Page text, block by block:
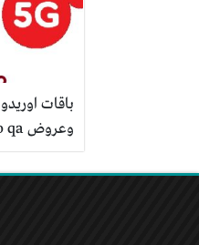
وعروض ooredoo qa للإنترنت